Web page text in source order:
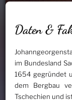
Daten &
im Bundesland
1654 gegründet
dem Bergbau
Tschechien und